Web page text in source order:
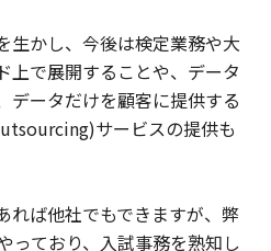
生かし、今後は検定業務や大
上で展開することや、データ
データだけを顧客に提供する
サービスの提供も
れば他社でもできますが、弊
っており、入試事務を熟知し